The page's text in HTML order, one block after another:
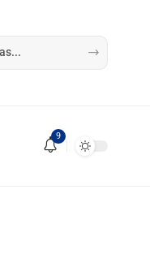
9